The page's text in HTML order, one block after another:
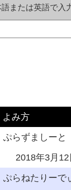
または英語で入
よみ方
ル 最終更新
ぷらずましーと
2018年3月12
ぷらねたりーで